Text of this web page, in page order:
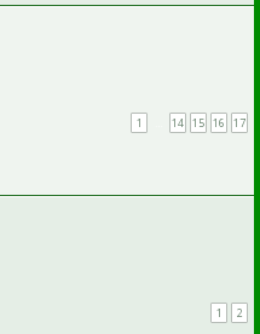
1 14 15 16 17
1 2